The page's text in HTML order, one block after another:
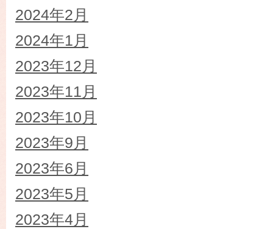
2024年2月
2024年1月
2023年12月
2023年11月
2023年10月
2023年9月
2023年6月
2023年5月
2023年4月